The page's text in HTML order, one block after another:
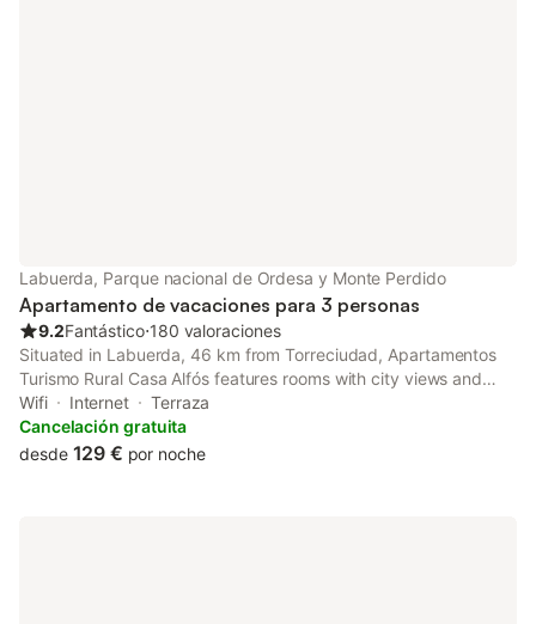
Labuerda, Parque nacional de Ordesa y Monte Perdido
Apartamento de vacaciones para 3 personas
9.2Fantástico⋅180 valoraciones
Situated in Labuerda, 46 km from Torreciudad, Apartamentos
Turismo Rural Casa Alfós features rooms with city views and
free WiFi. With garden views, this accommodation features a
balcony. The apartment has family rooms.
Wifi Internet
Terraza
Cancelación gratuita
desde 129 € por noche